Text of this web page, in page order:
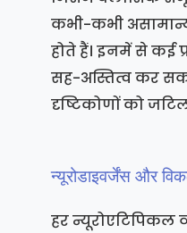
कभी-कभी
होते हैं। इनमें से कई
सह-अस्तित्व कर
दृष्टिकोणों को
न्यूरोडाइवर्जेंस और
हर न्यूरोएटिपिकल